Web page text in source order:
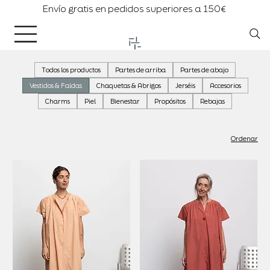
Envío gratis en pedidos superiores a 150€
Todos los productos Partes de arriba
Partes de abajo
Vestidos & Faldas
Chaquetas & Abrigos Jerséis
Accesorios
Charms
Piel Bienestar Propósitos Rebajas
Ordenar